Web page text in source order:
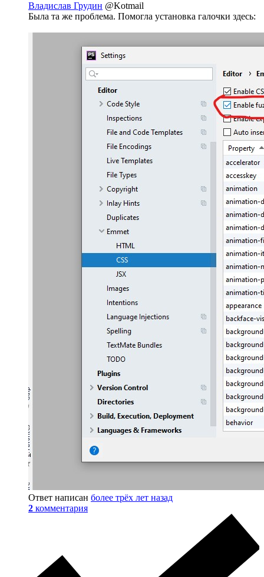
Владислав Грудин @Kotmail
Была та же проблема. Помогла установка галочки здесь:
Ответ написан более трёх лет назад
2 комментария